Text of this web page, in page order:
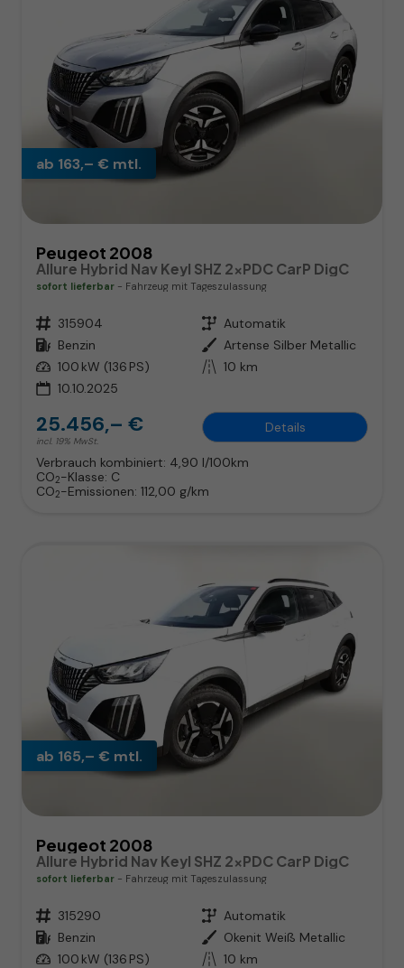
ab 163,– € mtl.
Peugeot 2008
Allure Hybrid Nav Keyl SHZ 2xPDC CarP DigC
sofort lieferbar Fahrzeug mit Tageszulassung
Fahrzeugnr. 315904 Getriebe Automatik
Kraftstoff Benzin Außenfarbe Artense Silber Metallic
Leistung 100 kW (136 PS) Kilometerstand 10 km
10.10.2025
25.456,– €
incl. 19% MwSt.
Details
Verbrauch kombiniert: 4,90 l/100km
CO2-Klasse: C
CO2-Emissionen: 112,00 g/km
ab 165,– € mtl.
Peugeot 2008
Allure Hybrid Nav Keyl SHZ 2xPDC CarP DigC
sofort lieferbar Fahrzeug mit Tageszulassung
Fahrzeugnr. 315290 Getriebe Automatik
Kraftstoff Benzin Außenfarbe Okenit Weiß Metallic
Leistung 100 kW (136 PS) Kilometerstand 10 km